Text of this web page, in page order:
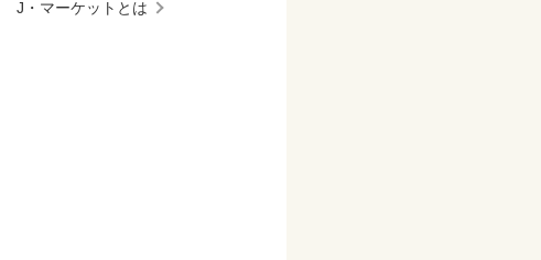
J・マーケットとは